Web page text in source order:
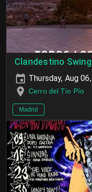
Clandestino
Thursday, Aug
Cerro del Tío Pío
Madrid